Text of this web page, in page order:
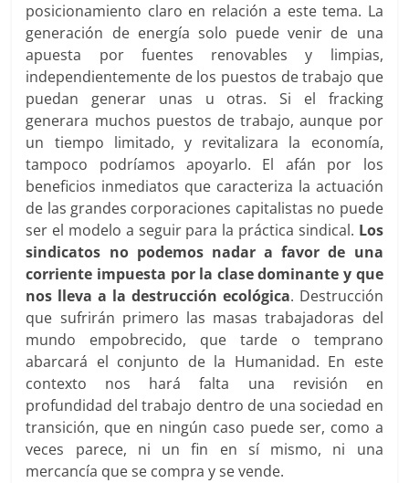
posicionamiento claro en relación a este tema. La
generación de energía solo puede venir de una
apuesta por fuentes renovables y limpias,
independientemente de los puestos de trabajo que
puedan generar unas u otras. Si el fracking
generara muchos puestos de trabajo, aunque por
un tiempo limitado, y revitalizara la economía,
tampoco podríamos apoyarlo. El afán por los
beneficios inmediatos que caracteriza la actuación
de las grandes corporaciones capitalistas no puede
ser el modelo a seguir para la práctica sindical. Los
sindicatos no podemos nadar a favor de una
corriente impuesta por la clase dominante y que
nos lleva a la destrucción ecológica. Destrucción
que sufrirán primero las masas trabajadoras del
mundo empobrecido, que tarde o temprano
abarcará el conjunto de la Humanidad. En este
contexto nos hará falta una revisión en
profundidad del trabajo dentro de una sociedad en
transición, que en ningún caso puede ser, como a
veces parece, ni un fin en sí mismo, ni una
mercancía que se compra y se vende.